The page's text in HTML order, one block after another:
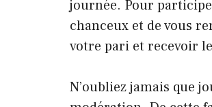
journée. Pour
chanceux et de vous
votre pari et recevoir
N’oubliez jamais que